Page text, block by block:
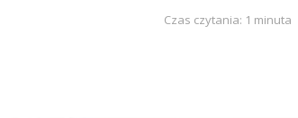
Czas czytania: 1 minuta